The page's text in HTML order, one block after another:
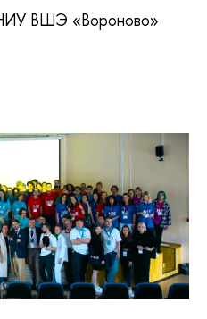
ВШЭ «Вороново»